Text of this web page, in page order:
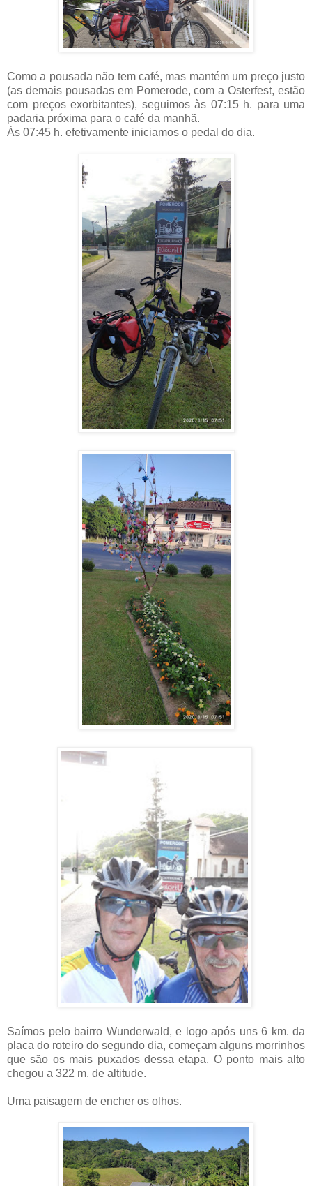
Como a pousada não tem café, mas mantém um preço justo
(as demais pousadas em Pomerode, com a Osterfest, estão
com preços exorbitantes), seguimos às 07:15 h. para uma
padaria próxima para o café da manhã.
Às 07:45 h. efetivamente iniciamos o pedal do dia.
Saímos pelo bairro Wunderwald, e logo após uns 6 km. da
placa do roteiro do segundo dia, começam alguns morrinhos
que são os mais puxados dessa etapa. O ponto mais alto
chegou a 322 m. de altitude.
Uma paisagem de encher os olhos.